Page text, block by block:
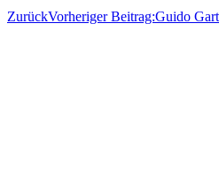
ZurückVorheriger Beitrag:Guido